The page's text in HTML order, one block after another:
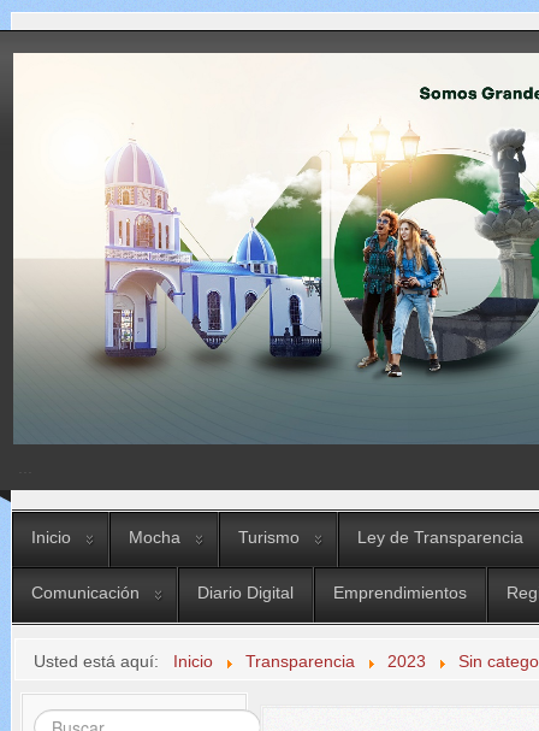
Inicio Mocha Turismo Ley de Transparencia
Comunicación Diario Digital Emprendimientos
Usted está aquí: Inicio Transparencia 2023 Sin
Buscar...